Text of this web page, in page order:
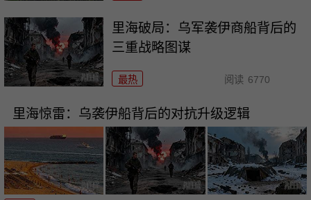
里海破局：乌军袭伊商船背后的
三重战略图谋
最热 阅读 6770
里海惊雷：乌袭伊船背后的对抗升级逻辑